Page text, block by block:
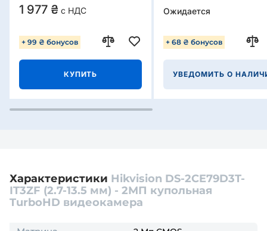
1 977 ₴ с НДС
+ 99 ₴ бонусов
КУПИТЬ
Ожидается
+ 68 ₴ бонусов
УВЕДОМИТЬ О
Характеристики Hikvision DS-2CE79D3T-
IT3ZF (2.7-13.5 мм) - 2МП купольная
TurboHD видеокамера